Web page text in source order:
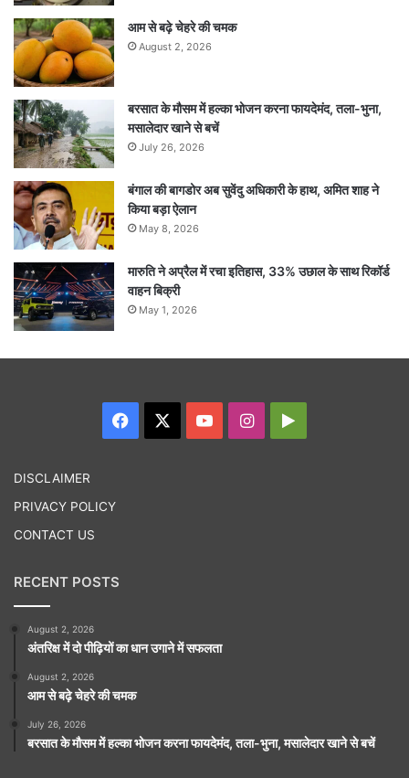
आम से बढ़े चेहरे की चमक
August 2, 2026
बरसात के मौसम में हल्का भोजन करना फायदेमंद, तला-भुना,
मसालेदार खाने से बचें
July 26, 2026
बंगाल की बागडोर अब सुवेंदु अधिकारी के हाथ, अमित शाह ने
किया बड़ा ऐलान
May 8, 2026
मारुति ने अप्रैल में रचा इतिहास, 33% उछाल के साथ रिकॉर्ड
वाहन बिक्री
May 1, 2026
Facebook YouTubeInstagram
DISCLAIMER
PRIVACY POLICY
CONTACT US
RECENT POSTS
August 2, 2026
अंतरिक्ष में दो पीढ़ियों का धान उगाने में सफलता
August 2, 2026
आम से बढ़े चेहरे की चमक
July 26, 2026
बरसात के मौसम में हल्का भोजन करना फायदेमंद, तला-भुना, मसालेदार खाने से बचें